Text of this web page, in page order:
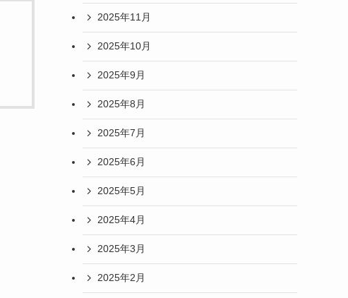
2025年11月
2025年10月
2025年9月
2025年8月
2025年7月
2025年6月
2025年5月
2025年4月
2025年3月
2025年2月